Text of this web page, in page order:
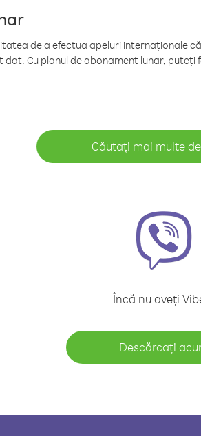
de a efectua apeluri internaționale
dat. Cu planul de abonament lunar,
Căutați mai multe
Încă nu aveți
Descărcați